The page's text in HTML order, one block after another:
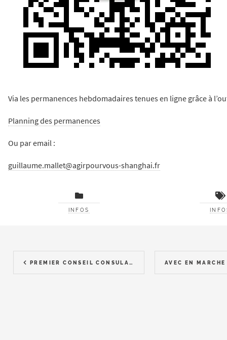
Via les permanences hebdomadaires tenues en ligne grâce à
Planning des permanences
Ou par email :
guillaume.mallet@agirpourvous-shanghai.fr
INFOS
PREMIER CONSEIL CONSULAIRE